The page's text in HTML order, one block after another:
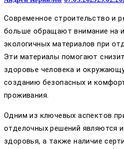
Современное строительство и
больше обращают внимание на
экологичных материалов при
Эти материалы помогают
здоровье человека и
созданию безопасных и
проживания.
Одним из ключевых аспектов
отделочных решений являются
здоровья, а также наличие